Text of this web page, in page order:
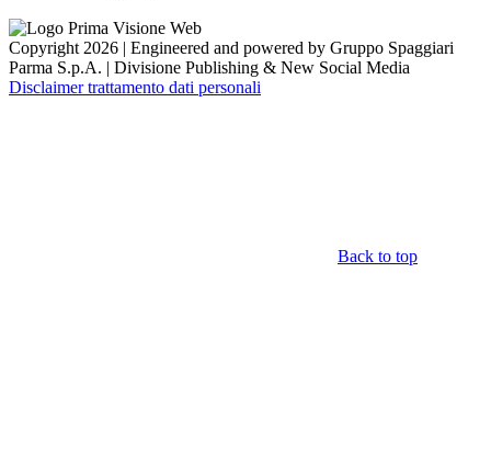
Copyright 2026 | Engineered and powered by Gruppo Spaggiari
Parma S.p.A. | Divisione Publishing & New Social Media
Disclaimer trattamento dati personali
Back to top